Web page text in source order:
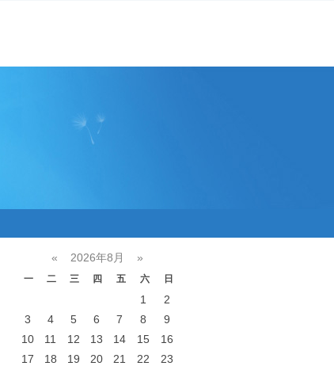
« 2026年8月 »
一 二 三 四 五 六 日
1
2
3
4 5 6 7 8
9
10
11 12 13 14 15
16
17
18 19 20 21 22
23